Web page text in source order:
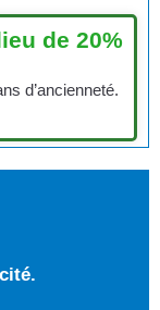
de 20%
d’ancienneté.